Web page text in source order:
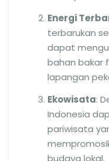
Energi
terbarukan
dapat
bahan bakar
lapangan
Ekowisata:
Indonesia
pariwisata
budaya lokal.